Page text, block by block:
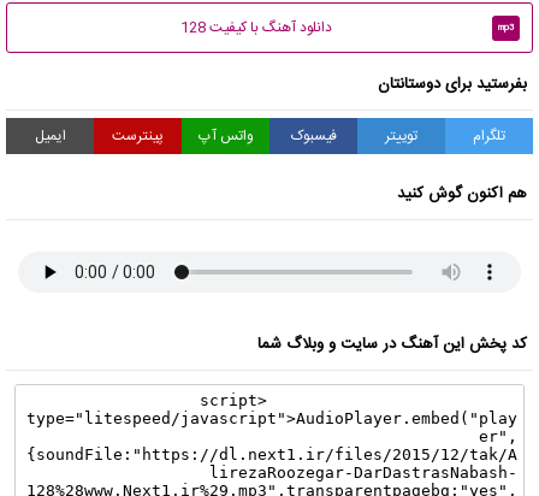
mp3 دانلود آهنگ با کیفیت 128
بفرستید برای دوستانتان
تلگرام توییتر فیسبوک واتس آپ پینترست ایمیل
هم اکنون گوش کنید
کد پخش این آهنگ در سایت و وبلاگ شما